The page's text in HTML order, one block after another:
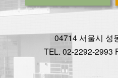
04714 서울시 성
TEL. 02-2292-2993